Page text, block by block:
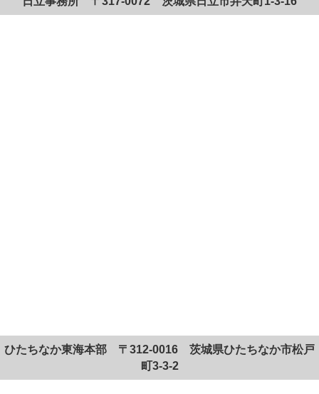
ひたちなか東海本部 〒312-0016 茨城県ひたちなか市松戸
町3-3-2